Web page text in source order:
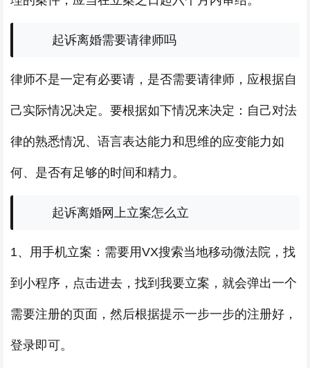
起诉离婚需要请律师吗
律师不是一定有必要请，是否需要请律师，应根据自
己实际情况决定。要根据如下情况来决定：自己对法
律的熟悉情况、语言表达能力和思维的应变能力如
何、是否有足够的时间和精力。
起诉离婚网上立案怎么立
1、用手机立案：需要用VX搜索当地移动微法院，找
到小程序，点击进去，找到我要立案，就会弹出一个
需要注册的页面，然后根据提示一步一步的注册好，
登录即可。